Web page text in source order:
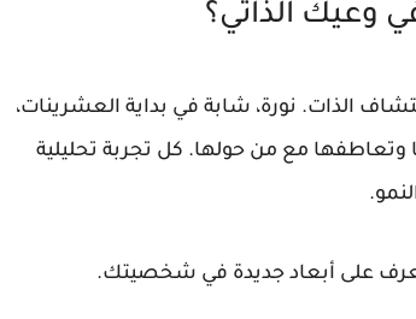
وعيك الذاتي؟
الذات. نورة، شابة في بداية العشرينات،
وتعاطفها مع من حولها. كل تجربة تحليلية
على أبعاد جديدة في شخصيتك.